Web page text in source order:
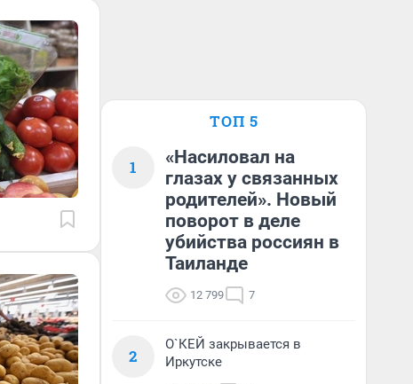
ТОП 5
1
«Насиловал на
глазах у связанных
родителей». Новый
поворот в деле
убийства россиян в
Таиланде
12 799 7
2
О`КЕЙ закрывается в
Иркутске